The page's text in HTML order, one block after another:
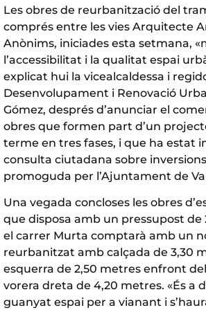
Les obres de reurbanització del
comprés entre les vies Arquitecte
Anònims, iniciades esta setmana,
l’accessibilitat i la qualitat espai
explicat hui la vicealcaldessa i
Desenvolupament i Renovació
Gómez, després d’anunciar el
obres que formen part d’un
terme en tres fases, i que ha estat
consulta ciutadana sobre
promoguda per l’Ajuntament de
Una vegada concloses les obres
que disposa amb un pressupost de
el carrer Murta comptarà amb un
reurbanitzat amb calçada de 3,30
esquerra de 2,50 metres enfront
vorera dreta de 4,20 metres. «És a
guanyat espai per a vianant i